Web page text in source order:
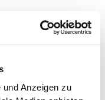
Anzeigen zu